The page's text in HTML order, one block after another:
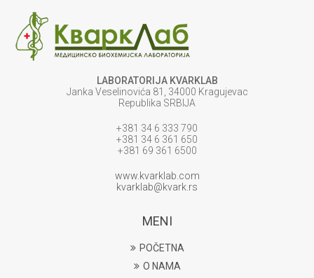
LABORATORIJA KVARKLAB
Janka Veselinovića 81, 34000 Kragujevac
Republika SRBIJA
+381 34 6 333 790
+381 34 6 361 650
+381 69 361 6500
www.kvarklab.com
kvarklab@kvark.rs
MENI
POČETNA
O NAMA